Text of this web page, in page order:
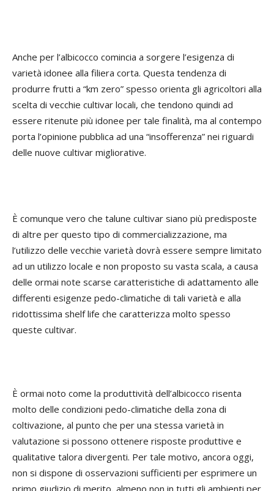
Anche per l’albicocco comincia a sorgere l’esigenza di
varietà idonee alla filiera corta. Questa tendenza di
produrre frutti a “km zero” spesso orienta gli agricoltori alla
scelta di vecchie cultivar locali, che tendono quindi ad
essere ritenute più idonee per tale finalità, ma al contempo
porta l’opinione pubblica ad una “insofferenza” nei riguardi
delle nuove cultivar migliorative.
È comunque vero che talune cultivar siano più predisposte
di altre per questo tipo di commercializzazione, ma
l’utilizzo delle vecchie varietà dovrà essere sempre limitato
ad un utilizzo locale e non proposto su vasta scala, a causa
delle ormai note scarse caratteristiche di adattamento alle
differenti esigenze pedo-climatiche di tali varietà e alla
ridottissima shelf life che caratterizza molto spesso
queste cultivar.
È ormai noto come la produttività dell’albicocco risenta
molto delle condizioni pedo-climatiche della zona di
coltivazione, al punto che per una stessa varietà in
valutazione si possono ottenere risposte produttive e
qualitative talora divergenti. Per tale motivo, ancora oggi,
non si dispone di osservazioni sufficienti per esprimere un
primo giudizio di merito, almeno non in tutti gli ambienti per